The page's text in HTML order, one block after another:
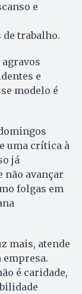
e
trabalho.
agravos
e
modelo é
uma crítica à
já
não avançar
folgas em
mais, atende
é caridade,